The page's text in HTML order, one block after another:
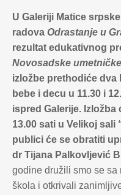
U Galeriji Matice
radova Odrastanje u
rezultat edukativnog
Novosadske
izložbe prethodiće dva
bebe i decu u 11.30 i
ispred Galerije.
13.00 sati u Velikoj sali
publici će se obratiti
dr Tijana Palkovljević
godine družili smo se
škola i otkrivali